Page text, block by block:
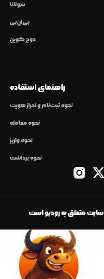
سولانا
بی‌ان‌بی
دوج کوین
راهنمای استفاده
نحوه ثبت‌نام و احراز هویت
نحوه معامله
نحوه واریز
نحوه برداشت
متعلق به رودیو است